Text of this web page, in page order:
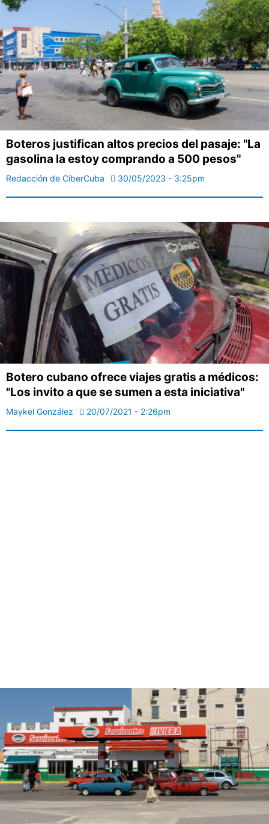
Boteros justifican altos precios del pasaje: "La
gasolina la estoy comprando a 500 pesos"
Redacción de CiberCuba 30/05/2023 - 3:25pm
Botero cubano ofrece viajes gratis a médicos:
"Los invito a que se sumen a esta iniciativa"
Maykel González 20/07/2021 - 2:26pm